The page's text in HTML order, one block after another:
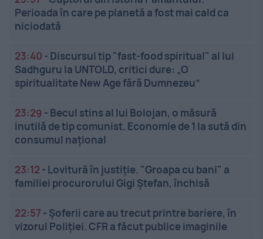
Perioada în care pe planetă a fost mai cald ca
niciodată
23:40 - Discursul tip "fast-food spiritual" al lui
Sadhguru la UNTOLD, critici dure: „O
spiritualitate New Age fără Dumnezeu”
23:29 - Becul stins al lui Bolojan, o măsură
inutilă de tip comunist. Economie de 1 la sută din
consumul național
23:12 - Lovitură în justiție. "Groapa cu bani" a
familiei procurorului Gigi Ștefan, închisă
22:57 - Șoferii care au trecut printre bariere, în
vizorul Poliției. CFR a făcut publice imaginile